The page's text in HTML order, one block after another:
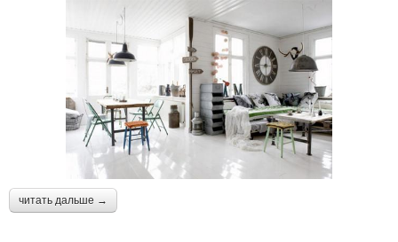
читать дальше →